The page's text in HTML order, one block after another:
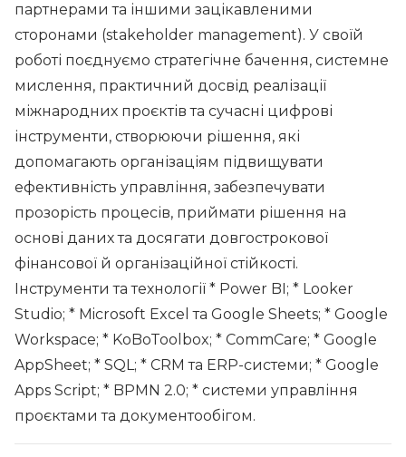
партнерами та іншими зацікавленими
сторонами (stakeholder management). У своїй
роботі поєднуємо стратегічне бачення, системне
мислення, практичний досвід реалізації
міжнародних проєктів та сучасні цифрові
інструменти, створюючи рішення, які
допомагають організаціям підвищувати
ефективність управління, забезпечувати
прозорість процесів, приймати рішення на
основі даних та досягати довгострокової
фінансової й організаційної стійкості.
Інструменти та технології * Power BI; * Looker
Studio; * Microsoft Excel та Google Sheets; * Google
Workspace; * KoBoToolbox; * CommCare; * Google
AppSheet; * SQL; * CRM та ERP-системи; * Google
Apps Script; * BPMN 2.0; * системи управління
проєктами та документообігом.